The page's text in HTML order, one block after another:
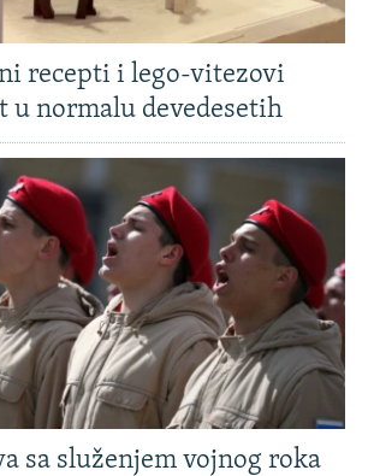
recepti i lego-vitezovi
u normalu devedesetih
sa služenjem vojnog roka